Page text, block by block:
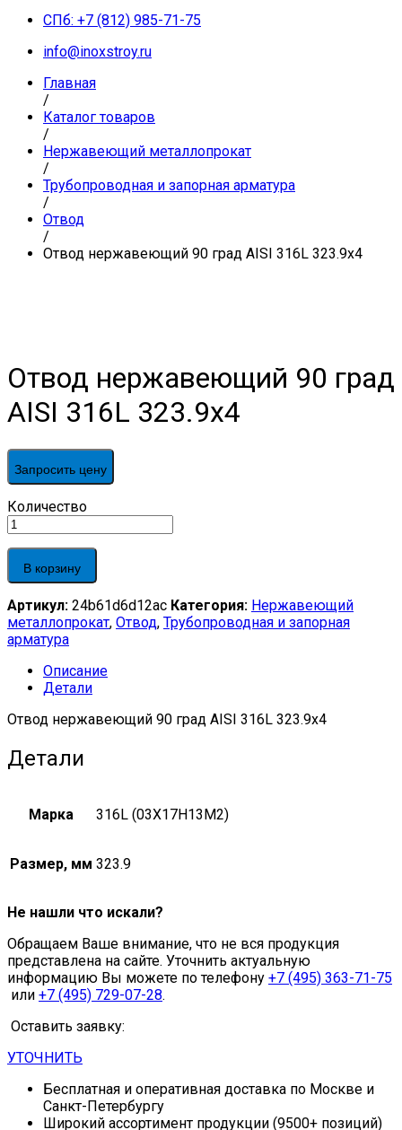
СПб: +7 (812) 985-71-75
info@inoxstroy.ru
Главная
/
Каталог товаров
/
Нержавеющий металлопрокат
/
Трубопроводная и запорная арматура
/
Отвод
/
Отвод нержавеющий 90 град AISI 316L 323.9х4
Отвод нержавеющий 90 град
AISI 316L 323.9х4
Запросить цену
Отвод
нержавеющий
90
град
AISI
323.9х4
quantity
Количество
В корзину
Артикул: 24b61d6d12ac Категория: Нержавеющий
металлопрокат, Отвод, Трубопроводная и запорная
арматура
Описание
Детали
Отвод нержавеющий 90 град AISI 316L 323.9х4
Детали
Марка 316L (03Х17Н13М2)
Размер, мм 323.9
Не нашли что искали?
Обращаем Ваше внимание, что не вся продукция
представлена на сайте. Уточнить актуальную
информацию Вы можете по телефону +7 (495) 363-71-75
или +7 (495) 729-07-28.
Оставить заявку:
УТОЧНИТЬ
Бесплатная и оперативная доставка по Москве и
Санкт-Петербургу
Широкий ассортимент продукции (9500+ позиций)